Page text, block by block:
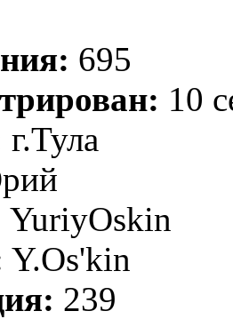
695
10
г.Тула
YuriyOskin
Y.Os'kin
239